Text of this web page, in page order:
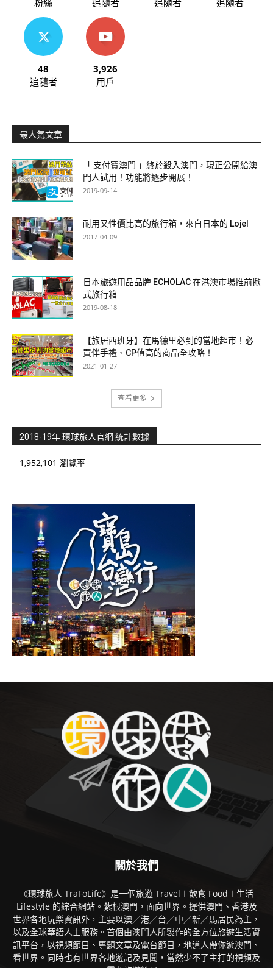
粉絲
追隨者
追隨者
追隨者
48
追隨者
3,926
用戶
最人氣文章
「 支付寶澳門 」終於殺入澳門，現正公開給澳
門人試用！功能將逐步開展！
2019-09-14
耐用又性價比高的旅行箱，來自日本的 Lojel
2017-04-09
日本旅遊用品品牌 ECHOLAC 在港澳市場推前掀
式旅行箱
2019-08-18
【旅居西班牙】在馬德里必到的當地超市！必
買伴手禮、CP值高的商品全攻略！
2021-01-27
查看更多
2018-19年 環球旅人官網 統計數據
1,952,101 瀏覽率
關於我們
《環球旅人 TraFoLife》是一個旅遊 Travel＋飲食 Food＋生活
Lifestyle 的綜合網站。紮根澳門，面向世界。提供澳門、香港及
世界各地玩樂資訊外，主要以澳／港／台／中／新／馬居民為主，
以及全球華語人士服務。首個由澳門人所製作的全方位旅遊生活資
訊平台，以視頻節目、專題文章及電台節目，地道人帶你遊澳門、
看世界。同時也有世界各地遊記及見聞，當然少不了主打的視頻及